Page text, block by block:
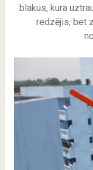
blakus, kura
redzējis, bet